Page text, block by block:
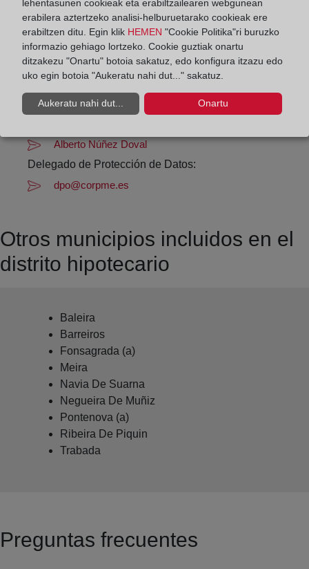
Los días 24 y 31 de diciembre de 09:00 a 14:00
horas
Datos de contacto:
982 12 83 74
ribadeo-fonsagrada@registrodelapropiedad.org
Alberto Núñez Doval
Delegado de Protección de Datos:
dpo@corpme.es
Otros municipios incluidos en el
distrito hipotecario
Baleira
Barreiros
Fonsagrada (a)
Meira
Navia De Suarna
Negueira De Muñiz
Pontenova (a)
Ribeira De Piquin
Trabada
Preguntas frecuentes
lehentasunen cookieak eta erabiltzailearen webgunean
erabilera aztertzeko analisi-helburuetarako cookieak ere
erabiltzen ditu. Egin klik HEMEN "Cookie Politika"ri buruzko
informazio gehiago lortzeko. Cookie guztiak onartu
ditzakezu "Onartu" botoia sakatuz, edo konfigura itzazu edo
uko egin botoia "Aukeratu nahi dut..." sakatuz.
Aukeratu nahi dut... Onartu